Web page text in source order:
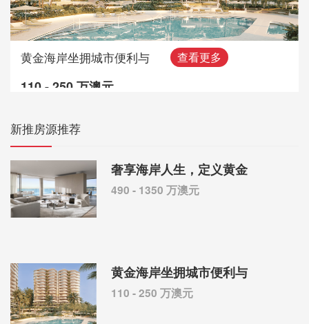
黄金海岸坐拥城市便利与
110 - 250 万澳元
查看更多
新推房源推荐
奢享海岸人生，定义黄金
490 - 1350 万澳元
黄金海岸坐拥城市便利与
110 - 250 万澳元